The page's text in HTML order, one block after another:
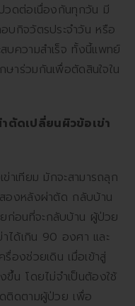
วดต่อเนื่องกันทุกวัน มี
บกิจวัตรประจำวัน หรือ
บความสำเร็จ ทั้งนี้แพทย์
ษาร่วมกันเพื่อตัดสินใจใน
ตัดเปลี่ยนผิวข้อเข่า
เทียม มักจะสามารถลุก
องหลังผ่าตัด กลับบ้าน
ก่อนที่จะกลับบ้าน ผู้ป่วย
าได้เกิน 90 องศา และ
รื่องช่วยเดิน เมื่อเข้าสู่
น โดยไม่จำเป็นต้องใช้
ติดตามผู้ป่วย เพื่อ